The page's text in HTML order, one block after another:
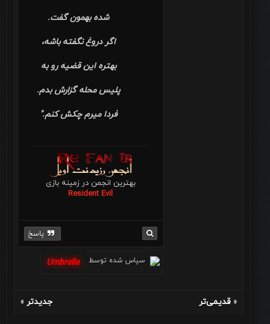
شده بهمون گفت.
اگر دروغ نگفته باشه،
بهتره این قضیه رو به
پلیس محله گزارش بدم.
فردا میرم چکش کنم."
بهترین انجمن در زمینه بازی
Resident Evil
پاسخ
سپاس شده توسط Umbrella
«قدیمی‌تر جدیدتر »